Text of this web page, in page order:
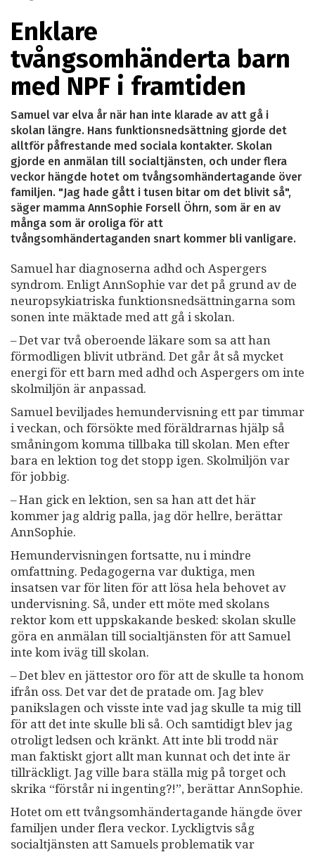
Enklare
tvångsomhänderta barn
med NPF i framtiden
Samuel var elva år när han inte klarade av att gå i
skolan längre. Hans funktionsnedsättning gjorde det
alltför påfrestande med sociala kontakter. Skolan
gjorde en anmälan till socialtjänsten, och under flera
veckor hängde hotet om tvångsomhändertagande över
familjen. "Jag hade gått i tusen bitar om det blivit så",
säger mamma AnnSophie Forsell Öhrn, som är en av
många som är oroliga för att
tvångsomhändertaganden snart kommer bli vanligare.
Samuel har diagnoserna adhd och Aspergers
syndrom. Enligt AnnSophie var det på grund av de
neuropsykiatriska funktionsnedsättningarna som
sonen inte mäktade med att gå i skolan.
– Det var två oberoende läkare som sa att han
förmodligen blivit utbränd. Det går åt så mycket
energi för ett barn med adhd och Aspergers om inte
skolmiljön är anpassad.
Samuel beviljades hemundervisning ett par timmar
i veckan, och försökte med föräldrarnas hjälp så
småningom komma tillbaka till skolan. Men efter
bara en lektion tog det stopp igen. Skolmiljön var
för jobbig.
– Han gick en lektion, sen sa han att det här
kommer jag aldrig palla, jag dör hellre, berättar
AnnSophie.
Hemundervisningen fortsatte, nu i mindre
omfattning. Pedagogerna var duktiga, men
insatsen var för liten för att lösa hela behovet av
undervisning. Så, under ett möte med skolans
rektor kom ett uppskakande besked: skolan skulle
göra en anmälan till socialtjänsten för att Samuel
inte kom iväg till skolan.
– Det blev en jättestor oro för att de skulle ta honom
ifrån oss. Det var det de pratade om. Jag blev
panikslagen och visste inte vad jag skulle ta mig till
för att det inte skulle bli så. Och samtidigt blev jag
otroligt ledsen och kränkt. Att inte bli trodd när
man faktiskt gjort allt man kunnat och det inte är
tillräckligt. Jag ville bara ställa mig på torget och
skrika “förstår ni ingenting?!”, berättar AnnSophie.
Hotet om ett tvångsomhändertagande hängde över
familjen under flera veckor. Lyckligtvis såg
socialtjänsten att Samuels problematik var